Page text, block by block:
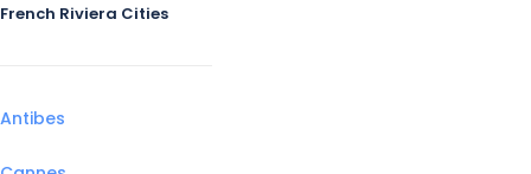
French Riviera Cities
Antibes